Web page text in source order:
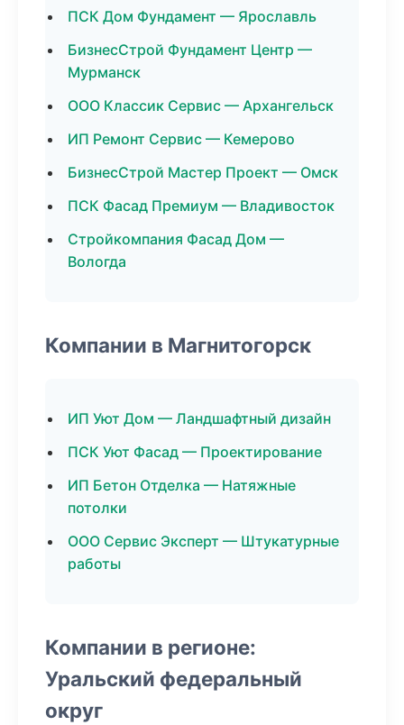
ПСК Дом Фундамент — Ярославль
БизнесСтрой Фундамент Центр —
Мурманск
ООО Классик Сервис — Архангельск
ИП Ремонт Сервис — Кемерово
БизнесСтрой Мастер Проект — Омск
ПСК Фасад Премиум — Владивосток
Стройкомпания Фасад Дом —
Вологда
Компании в Магнитогорск
ИП Уют Дом — Ландшафтный дизайн
ПСК Уют Фасад — Проектирование
ИП Бетон Отделка — Натяжные
потолки
ООО Сервис Эксперт — Штукатурные
работы
Компании в регионе:
Уральский федеральный
округ